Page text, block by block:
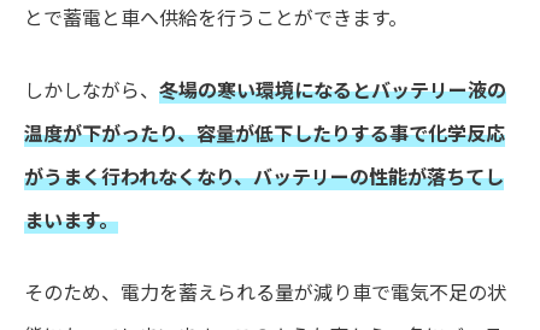
とで蓄電と車へ供給を行うことができます。
しかしながら、冬場の寒い環境になるとバッテリー液の
温度が下がったり、容量が低下したりする事で化学反応
がうまく行われなくなり、バッテリーの性能が落ちてし
まいます。
そのため、電力を蓄えられる量が減り車で電気不足の状